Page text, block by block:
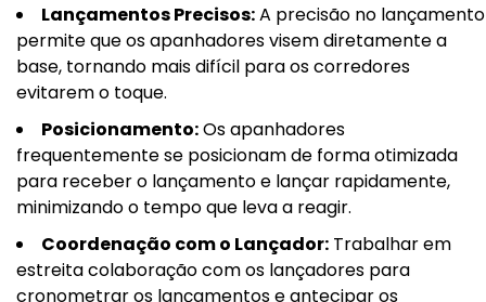
Lançamentos Precisos:A precisão no lançamento
permite que os apanhadores visem diretamente a
base, tornando mais difícil para os corredores
evitarem o toque.
Posicionamento:Os apanhadores
frequentemente se posicionam de forma otimizada
para receber o lançamento e lançar rapidamente,
minimizando o tempo que leva a reagir.
Coordenação com o Lançador: Trabalhar em
estreita colaboração com os lançadores para
cronometrar os lançamentos e antecipar os